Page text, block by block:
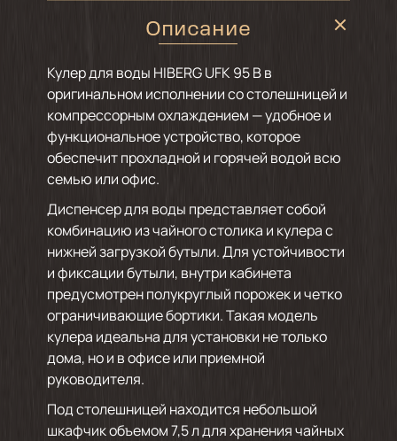
Описание
Кулер для воды HIBERG UFK 95 B в
оригинальном исполнении со столешницей и
компрессорным охлаждением — удобное и
функциональное устройство, которое
обеспечит прохладной и горячей водой всю
семью или офис.
Диспенсер для воды представляет собой
комбинацию из чайного столика и кулера с
нижней загрузкой бутыли. Для устойчивости
и фиксации бутыли, внутри кабинета
предусмотрен полукруглый порожек и четко
ограничивающие бортики. Такая модель
кулера идеальна для установки не только
дома, но и в офисе или приемной
руководителя.
Под столешницей находится небольшой
шкафчик объемом 7,5 л для хранения чайных